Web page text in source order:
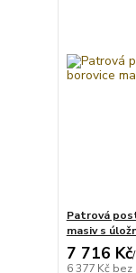
Patrová
masiv s
7 716 Kč/
6 377 Kč bez